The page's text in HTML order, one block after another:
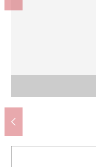
含
含
京阪本
京阪本
TSURUHA
京都中央信
京都市
京都市